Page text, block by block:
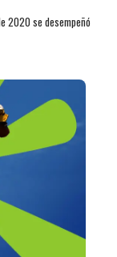
2020 se desempeñó